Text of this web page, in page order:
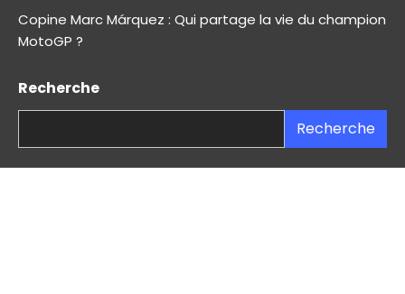
Copine Marc Márquez : Qui partage la vie du champion
MotoGP ?
Recherche
Recherche